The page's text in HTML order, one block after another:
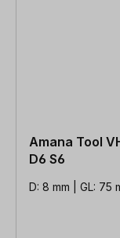
Amana Tool
D6 S6
D: 8 mm | GL: 75